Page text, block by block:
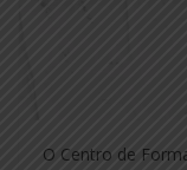
O Centro de